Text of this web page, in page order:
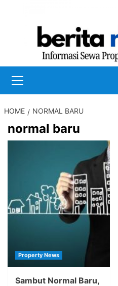
Menu
HOME NORMAL BARU
normal baru
Property News
Sambut Normal Baru,